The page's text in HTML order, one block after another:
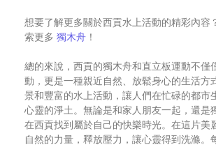
想要了解更多關於西貢水上活動的精彩內容
索更多 獨木舟 ！
總的來說，西貢的獨木舟和直立板運動不僅
動，更是一種親近自然、放鬆身心的生活方
景和豐富的水上活動，讓人們在忙碌的都市
心靈的淨土。無論是和家人朋友一起，還是
在西貢找到屬於自己的快樂時光。在這片美
自然的力量，釋放壓力，讓心靈得到洗滌。